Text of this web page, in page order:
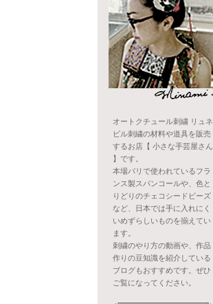
オートクチュール刺繍 リュネ
ビル刺繍の材料や道具を販売
するお店【 小さな手芸屋さん
】です。
本場パリで使われているフラ
ンス製スパンコールや、色と
りどりのチェコシードビーズ
など、日本では手に入れにく
いめずらしいものを揃えてい
ます。
刺繍のやり方の動画や、作品
作りの豆知識を紹介している
ブログもおすすめです。ぜひ
ご覧になってください。